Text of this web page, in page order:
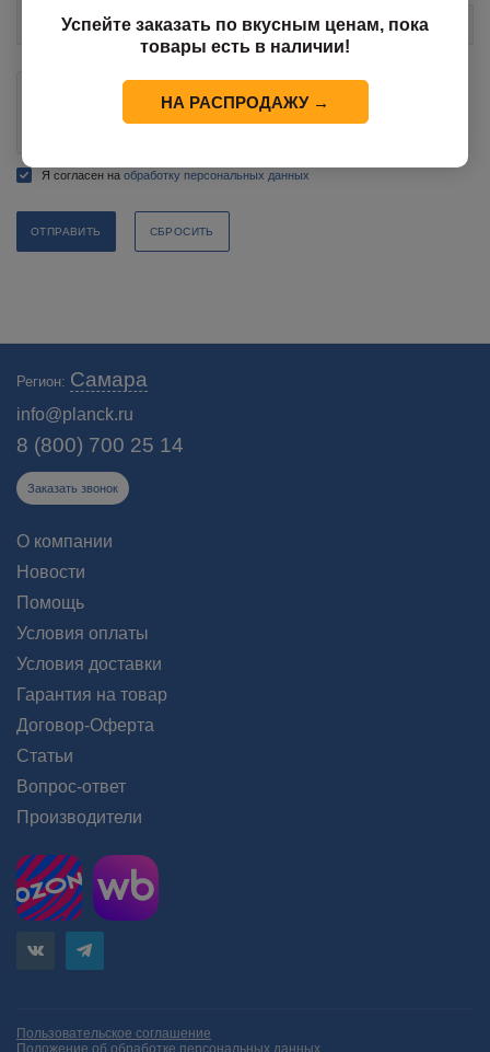
Я согласен на обработку персональных данных
СБРОСИТЬ
Регион: Самара
info@planck.ru
8 (800) 700 25 14
Заказать звонок
О компании
Новости
Помощь
Условия оплаты
Условия доставки
Гарантия на товар
Договор-Оферта
Статьи
Вопрос-ответ
Производители
Пользовательское соглашение
Положение об обработке персональных данных
Успейте заказать по вкусным ценам, пока
товары есть в наличии!
НА РАСПРОДАЖУ →